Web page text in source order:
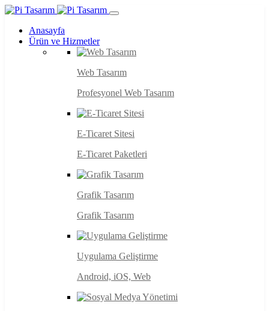
Anasayfa
Ürün ve Hizmetler
Web Tasarım
Profesyonel Web Tasarım
E-Ticaret Sitesi
E-Ticaret Paketleri
Grafik Tasarım
Grafik Tasarım
Uygulama Geliştirme
Android, iOS, Web